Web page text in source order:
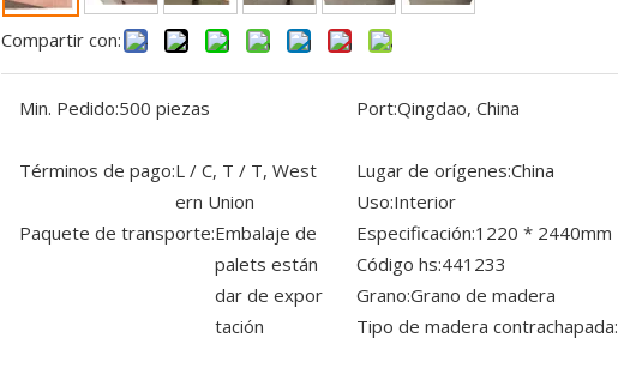
Compartir con:
Min. Pedido:500 piezas Port:Qingdao, China
Términos de pago:L / C, T / T, West
ern Union
Lugar de orígenes:China
Uso:Interior
Paquete de transporte:Embalaje de
palets están
dar de expor
tación
Especificación:1220 * 2440mm
Código hs:441233
Grano:Grano de madera
Tipo de madera contrachapada: